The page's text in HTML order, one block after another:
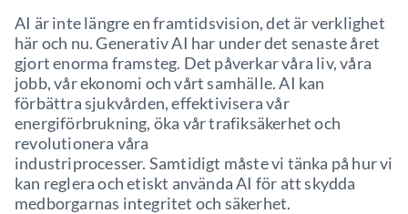
AI är inte längre en framtidsvision, det är verklighet
här och nu. Generativ AI har under det senaste året
gjort enorma framsteg. Det påverkar våra liv, våra
jobb, vår ekonomi och vårt samhälle. AI kan
förbättra sjukvården, effektivisera vår
energiförbrukning, öka vår trafiksäkerhet och
revolutionera våra
industriprocesser. Samtidigt måste vi tänka på hur vi
kan reglera och etiskt använda AI för att skydda
medborgarnas integritet och säkerhet.